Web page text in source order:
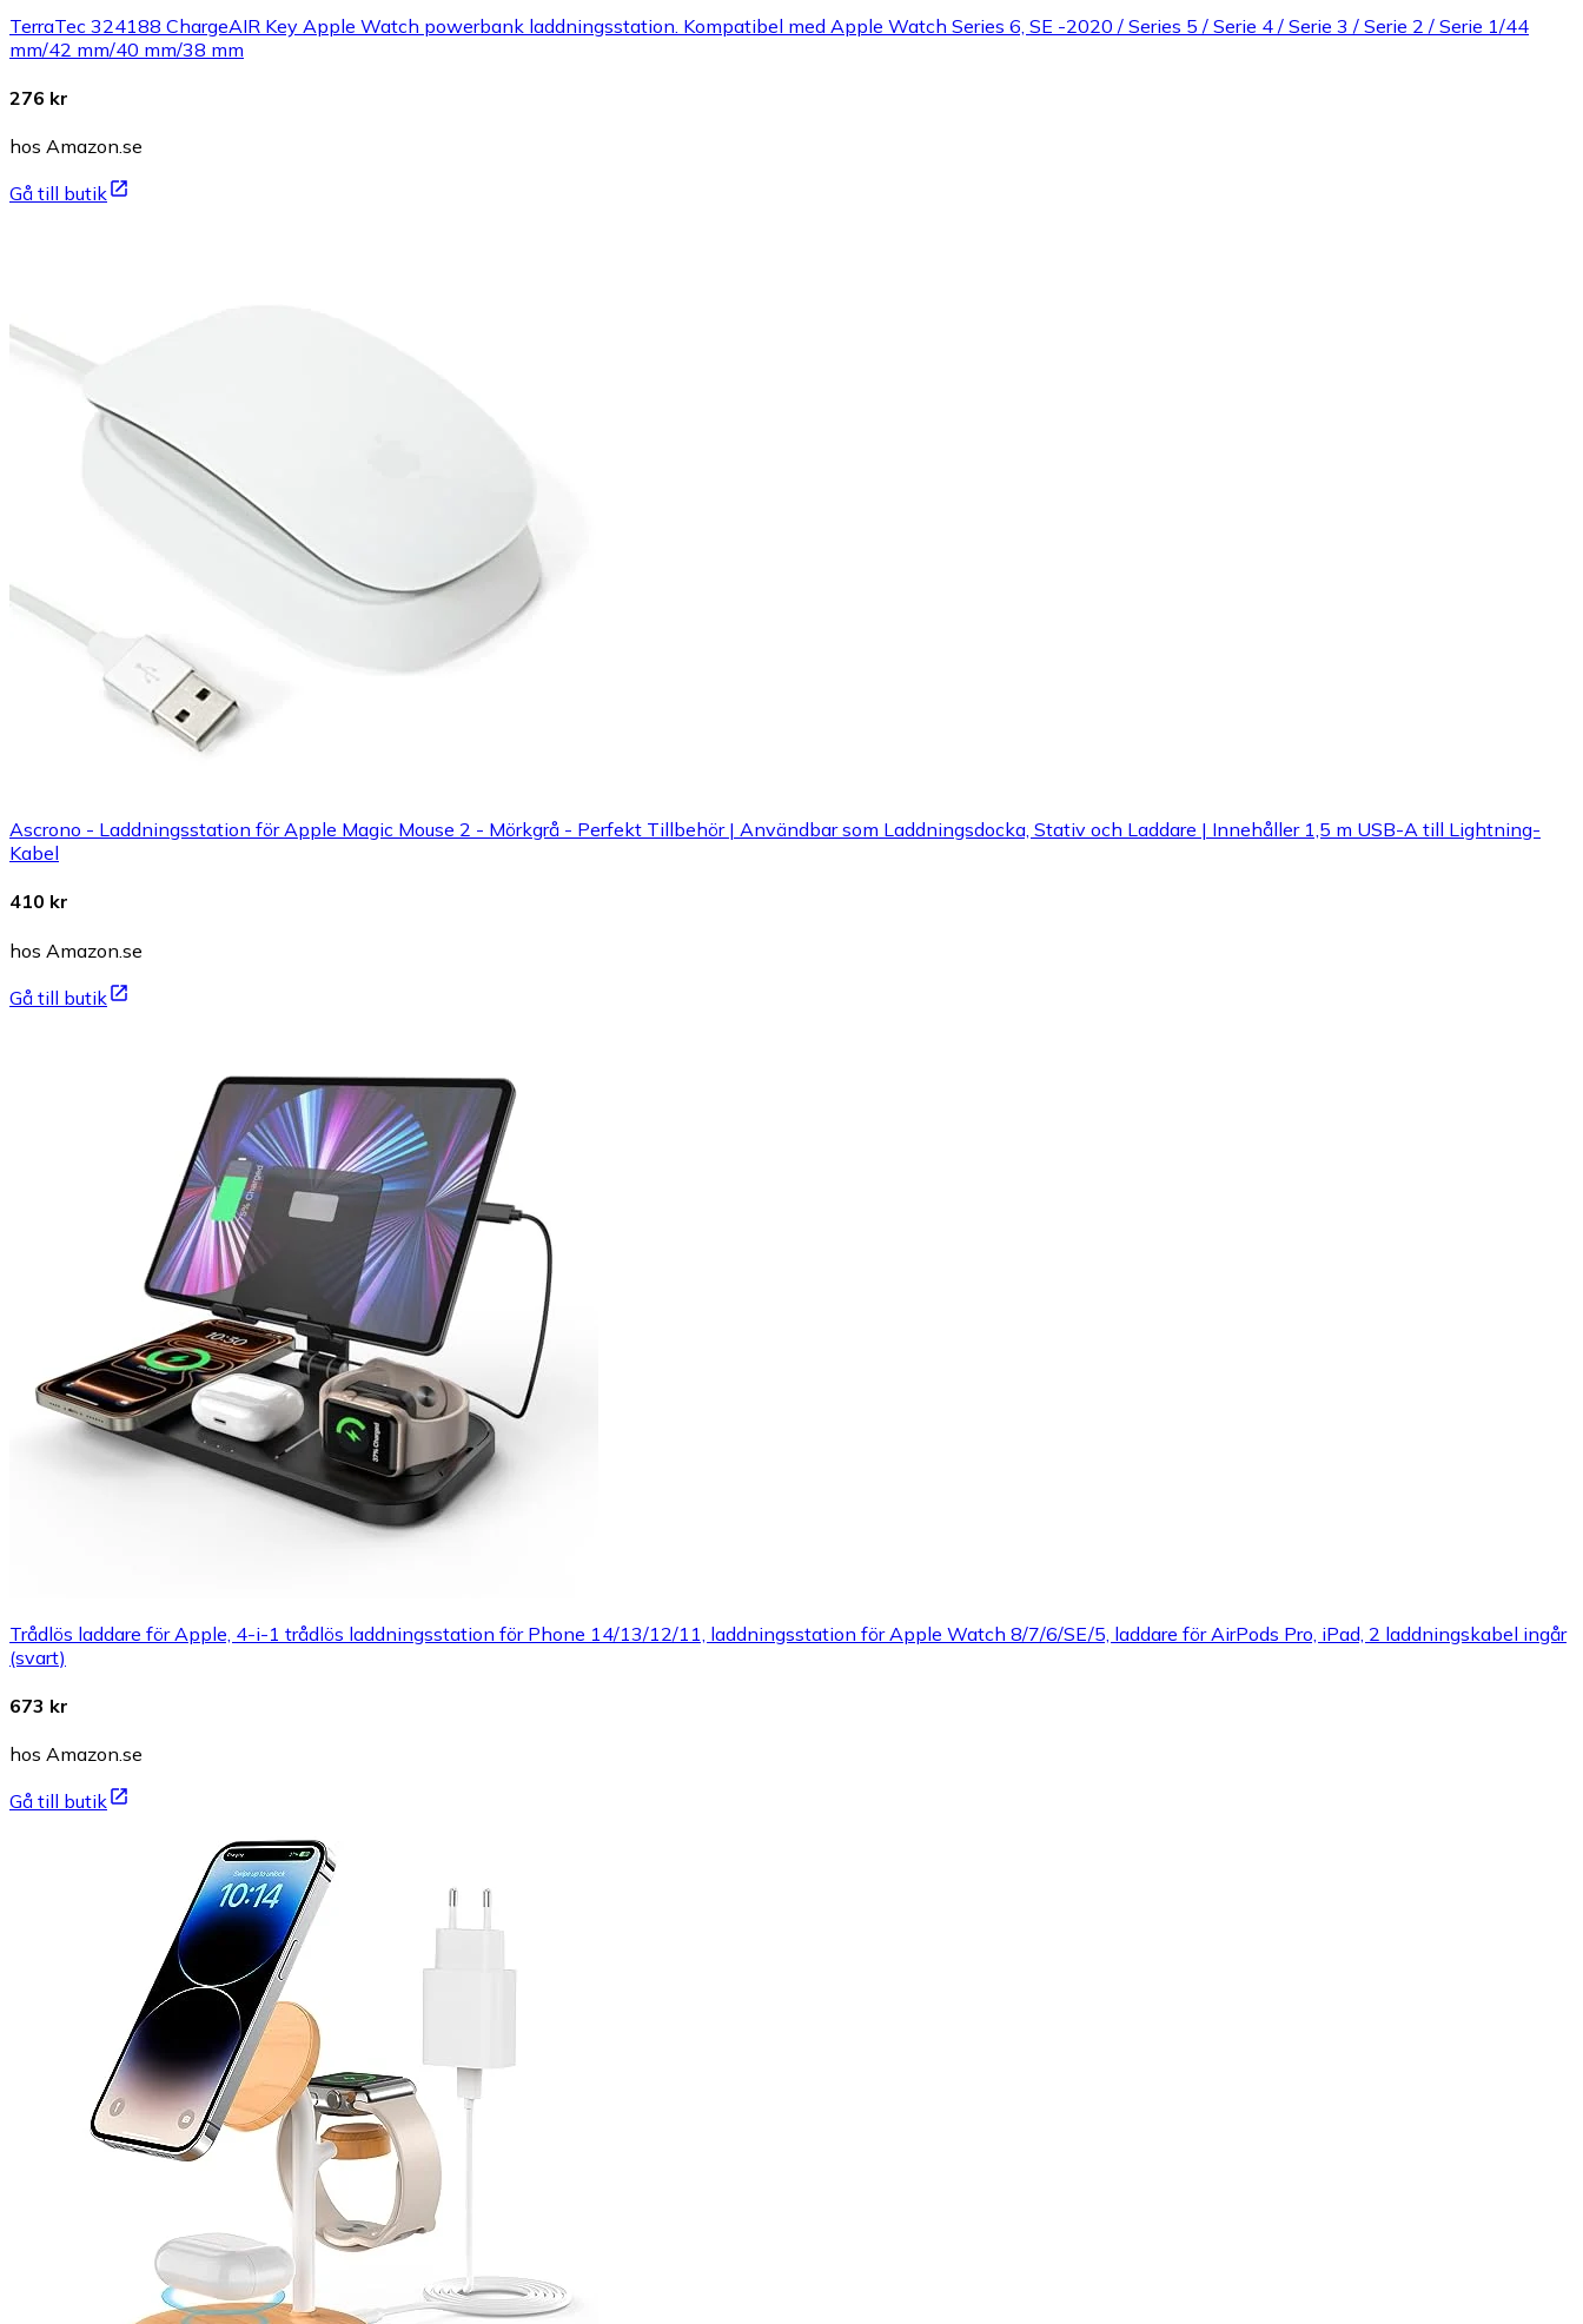
TerraTec 324188 ChargeAIR Key Apple Watch powerbank laddningsstation. Kompatibel med Apple Watch Series 6, SE -2020 / Series 5 / Serie 4 / Serie 3 / Serie 2 / Serie 1/44
mm/42 mm/40 mm/38 mm
276 kr
hos Amazon.se
Gå till butik
Ascrono - Laddningsstation för Apple Magic Mouse 2 - Mörkgrå - Perfekt Tillbehör | Användbar som Laddningsdocka, Stativ och Laddare | Innehåller 1,5 m USB-A till Lightning-
Kabel
410 kr
hos Amazon.se
Gå till butik
Trådlös laddare för Apple, 4-i-1 trådlös laddningsstation för Phone 14/13/12/11, laddningsstation för Apple Watch 8/7/6/SE/5, laddare för AirPods Pro, iPad, 2 laddningskabel ingår
(svart)
673 kr
hos Amazon.se
Gå till butik